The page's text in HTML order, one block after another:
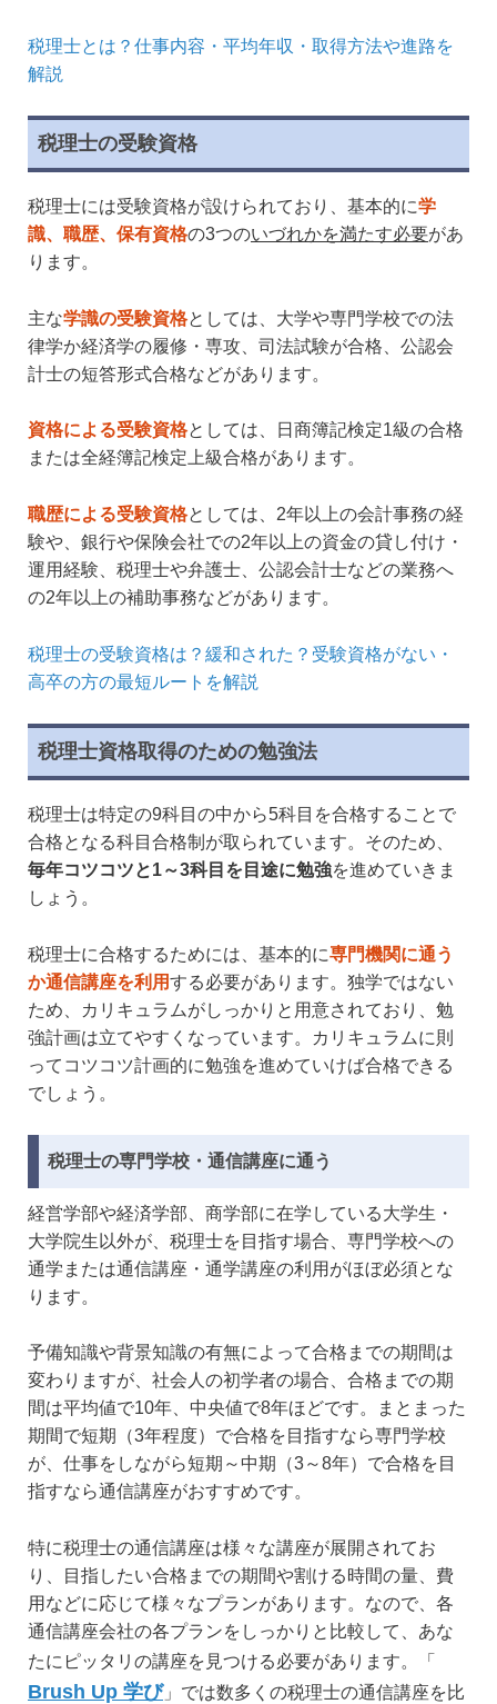
税理士とは？仕事内容・平均年収・取得方法や進路を
解説
税理士の受験資格
税理士には受験資格が設けられており、基本的に学
識、職歴、保有資格の3つのいづれかを満たす必要があ
ります。
主な学識の受験資格としては、大学や専門学校での法
律学か経済学の履修・専攻、司法試験が合格、公認会
計士の短答形式合格などがあります。
資格による受験資格としては、日商簿記検定1級の合格
または全経簿記検定上級合格があります。
職歴による受験資格としては、2年以上の会計事務の経
験や、銀行や保険会社での2年以上の資金の貸し付け・
運用経験、税理士や弁護士、公認会計士などの業務へ
の2年以上の補助事務などがあります。
税理士の受験資格は？緩和された？受験資格がない・
高卒の方の最短ルートを解説
税理士資格取得のための勉強法
税理士は特定の9科目の中から5科目を合格することで
合格となる科目合格制が取られています。そのため、
毎年コツコツと1～3科目を目途に勉強を進めていきま
しょう。
税理士に合格するためには、基本的に専門機関に通う
か通信講座を利用する必要があります。独学ではない
ため、カリキュラムがしっかりと用意されており、勉
強計画は立てやすくなっています。カリキュラムに則
ってコツコツ計画的に勉強を進めていけば合格できる
でしょう。
税理士の専門学校・通信講座に通う
経営学部や経済学部、商学部に在学している大学生・
大学院生以外が、税理士を目指す場合、専門学校への
通学または通信講座・通学講座の利用がほぼ必須とな
ります。
予備知識や背景知識の有無によって合格までの期間は
変わりますが、社会人の初学者の場合、合格までの期
間は平均値で10年、中央値で8年ほどです。まとまった
期間で短期（3年程度）で合格を目指すなら専門学校
が、仕事をしながら短期～中期（3～8年）で合格を目
指すなら通信講座がおすすめです。
特に税理士の通信講座は様々な講座が展開されてお
り、目指したい合格までの期間や割ける時間の量、費
用などに応じて様々なプランがあります。なので、各
通信講座会社の各プランをしっかりと比較して、あな
たにピッタリの講座を見つける必要があります。「
Brush Up 学び」では数多くの税理士の通信講座を比